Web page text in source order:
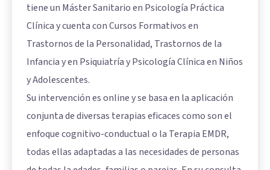
tiene un Máster Sanitario en Psicología Práctica
Clínica y cuenta con Cursos Formativos en
Trastornos de la Personalidad, Trastornos de la
Infancia y en Psiquiatría y Psicología Clínica en Niños
y Adolescentes.
Su intervención es online y se basa en la aplicación
conjunta de diversas terapias eficaces como son el
enfoque cognitivo-conductual o la Terapia EMDR,
todas ellas adaptadas a las necesidades de personas